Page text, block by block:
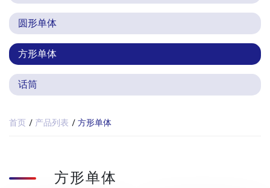
圆形单体
方形单体
话筒
首页 产品列表 方形单体
方形单体